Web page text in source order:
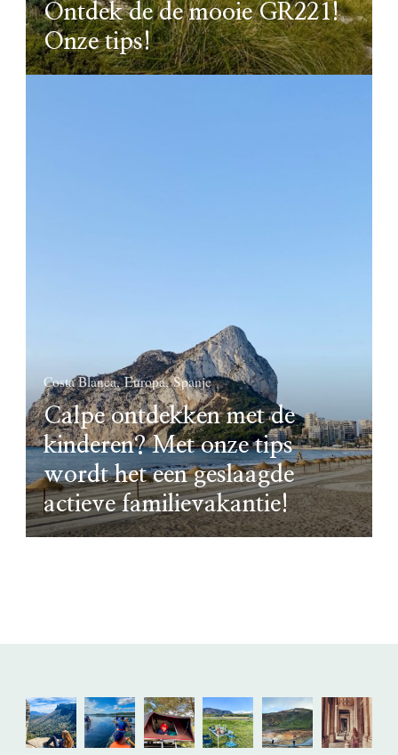
Ontdek de de mooie GR221!
Onze tips!
Costa Blanca Europa Spanje
Calpe ontdekken met de
kinderen? Met onze tips
wordt het een geslaagde
actieve familievakantie!